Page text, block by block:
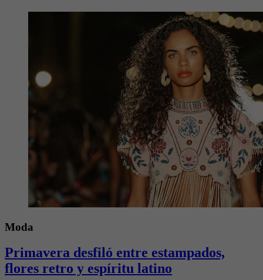
Moda
Primavera desfiló entre estampados,
flores retro y espíritu latino